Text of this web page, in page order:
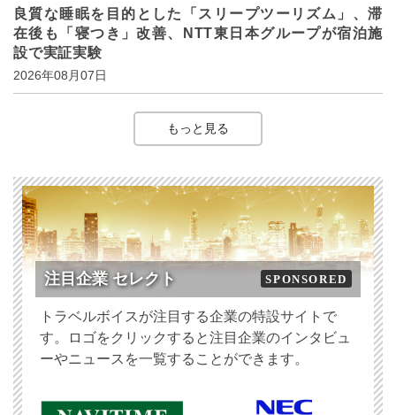
良質な睡眠を目的とした「スリープツーリズム」、滞
在後も「寝つき」改善、NTT東日本グループが宿泊施
設で実証実験
2026年08月07日
もっと見る
注目企業 セレクト SPONSORED
トラベルボイスが注目する企業の特設サイトで
す。ロゴをクリックすると注目企業のインタビュ
ーやニュースを一覧することができます。